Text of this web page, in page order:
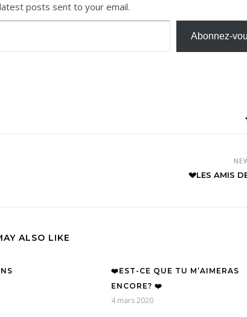
posts sent to your email.
Abonnez-
💔LES AMIS
ALSO LIKE
❤️EST-CE QUE TU M’AIMERAS
ENCORE? ❤️
4 mars 2020